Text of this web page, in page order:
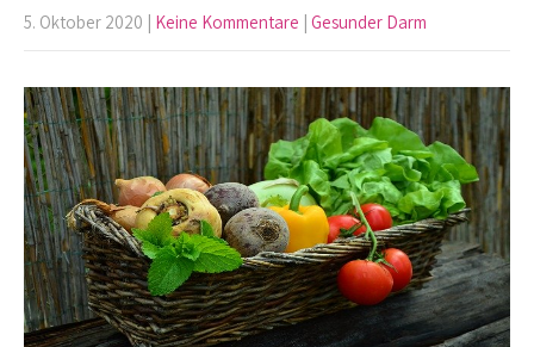
5. Oktober 2020 | Keine Kommentare | Gesunder Darm